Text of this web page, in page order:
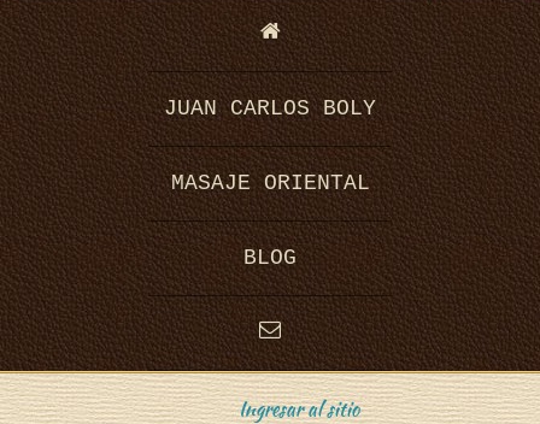
JUAN CARLOS BOLY
MASAJE ORIENTAL
BLOG
Ingresar al sitio